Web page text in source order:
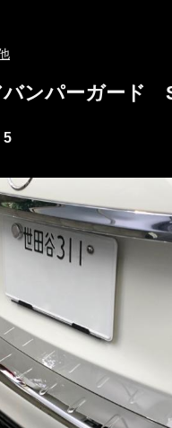
バンパーガード
5